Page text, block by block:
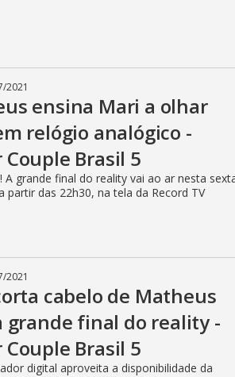
2021
ensina Mari a olhar
relógio analógico -
Couple Brasil 5
A grande final do reality vai ao ar nesta
partir das 22h30, na tela da Record TV
2021
cabelo de Matheus
grande final do reality -
Couple Brasil 5
digital aproveita a disponibilidade da